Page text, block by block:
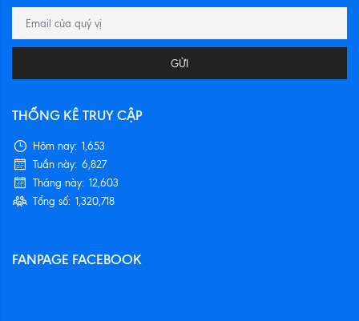
GỬI
THỐNG KÊ TRUY CẬP
Hôm nay: 1,653
Tuần này: 6,827
Tháng này: 12,603
Tổng số: 1,320,718
FANPAGE FACEBOOK